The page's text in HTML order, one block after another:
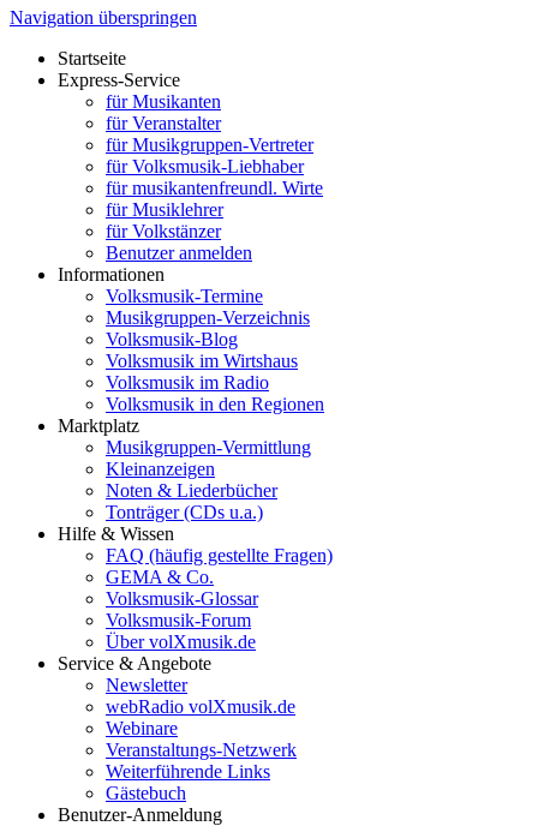
Navigation überspringen
Startseite
Express-Service
für Musikanten
für Veranstalter
für Musikgruppen-Vertreter
für Volksmusik-Liebhaber
für musikantenfreundl. Wirte
für Musiklehrer
für Volkstänzer
Benutzer anmelden
Informationen
Volksmusik-Termine
Musikgruppen-Verzeichnis
Volksmusik-Blog
Volksmusik im Wirtshaus
Volksmusik im Radio
Volksmusik in den Regionen
Marktplatz
Musikgruppen-Vermittlung
Kleinanzeigen
Noten & Liederbücher
Tonträger (CDs u.a.)
Hilfe & Wissen
FAQ (häufig gestellte Fragen)
GEMA & Co.
Volksmusik-Glossar
Volksmusik-Forum
Über volXmusik.de
Service & Angebote
Newsletter
webRadio volXmusik.de
Webinare
Veranstaltungs-Netzwerk
Weiterführende Links
Gästebuch
Benutzer-Anmeldung